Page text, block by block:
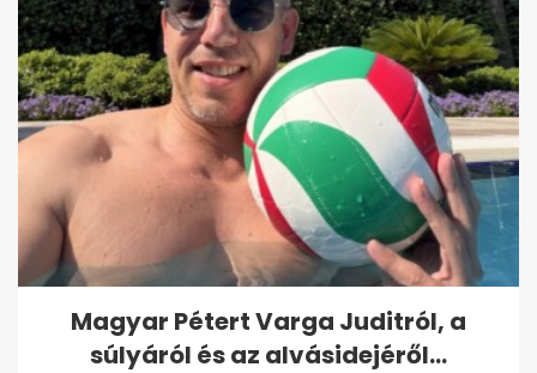
Magyar Pétert Varga Juditról, a
súlyáról és az alvásidejéről...